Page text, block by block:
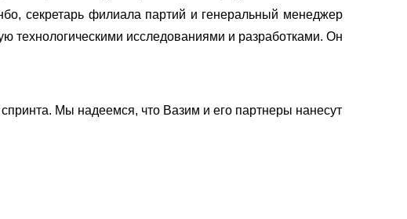
секретарь филиала партий и генеральный менеджер
технологическими исследованиями и разработками. Он
Мы надеемся, что Вазим и его партнеры нанесут